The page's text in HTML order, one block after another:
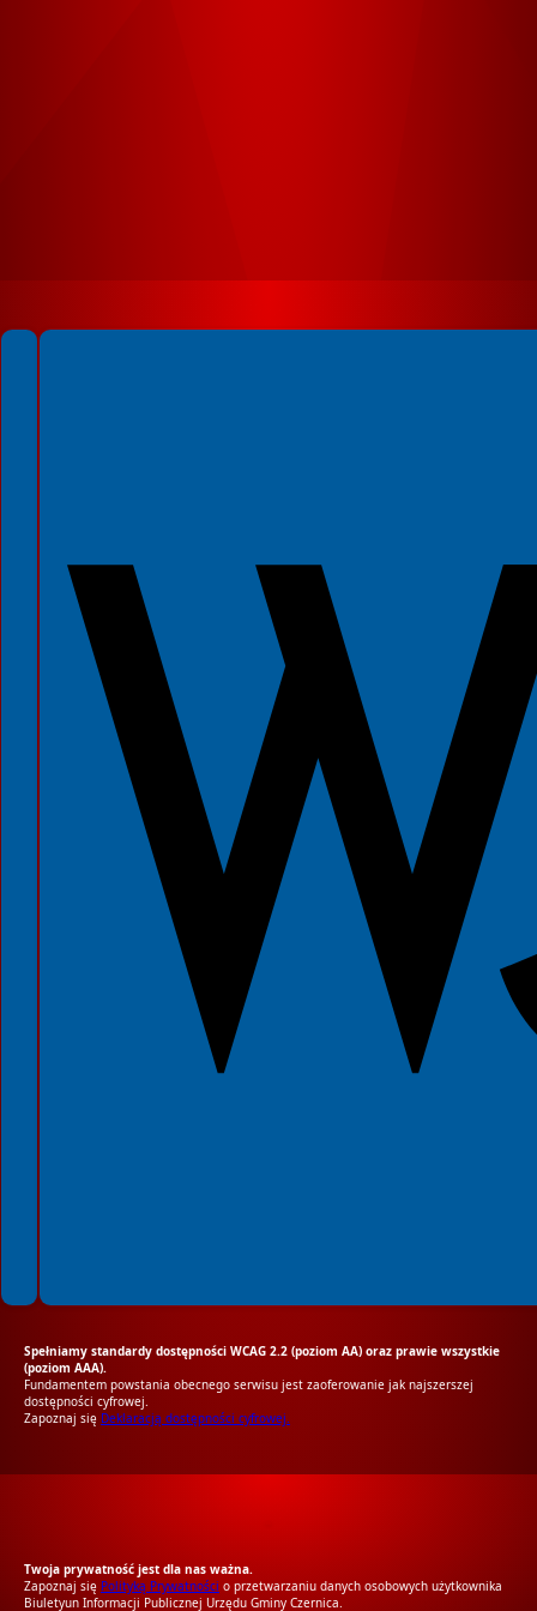
Spełniamy standardy WCAG 2.2
Spełniamy standardy W3C
Spełniamy standardy dostępności WCAG 2.2 (poziom AA) oraz prawie wszystkie
(poziom AAA).
Fundamentem powstania obecnego serwisu jest zaoferowanie jak najszerszej
dostępności cyfrowej.
Zapoznaj się Deklaracją dostępności cyfrowej.
Twoja prywatność jest dla nas ważna.
Zapoznaj się Polityką Prywatności o przetwarzaniu danych osobowych użytkownika
Biuletyun Informacji Publicznej Urzędu Gminy Czernica.